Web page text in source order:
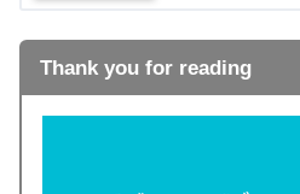
Thank you for reading